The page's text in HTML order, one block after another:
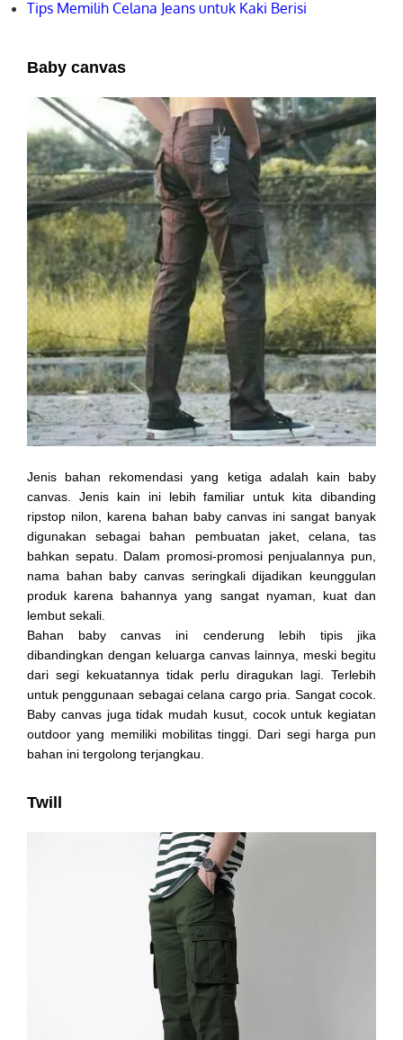
Tips Memilih Celana Jeans untuk Kaki Berisi
Baby canvas
Jenis bahan rekomendasi yang ketiga adalah kain baby
canvas. Jenis kain ini lebih familiar untuk kita dibanding
ripstop nilon, karena bahan baby canvas ini sangat banyak
digunakan sebagai bahan pembuatan jaket, celana, tas
bahkan sepatu. Dalam promosi-promosi penjualannya pun,
nama bahan baby canvas seringkali dijadikan keunggulan
produk karena bahannya yang sangat nyaman, kuat dan
lembut sekali.
Bahan baby canvas ini cenderung lebih tipis jika
dibandingkan dengan keluarga canvas lainnya, meski begitu
dari segi kekuatannya tidak perlu diragukan lagi. Terlebih
untuk penggunaan sebagai celana cargo pria. Sangat cocok.
Baby canvas juga tidak mudah kusut, cocok untuk kegiatan
outdoor yang memiliki mobilitas tinggi. Dari segi harga pun
bahan ini tergolong terjangkau.
Twill